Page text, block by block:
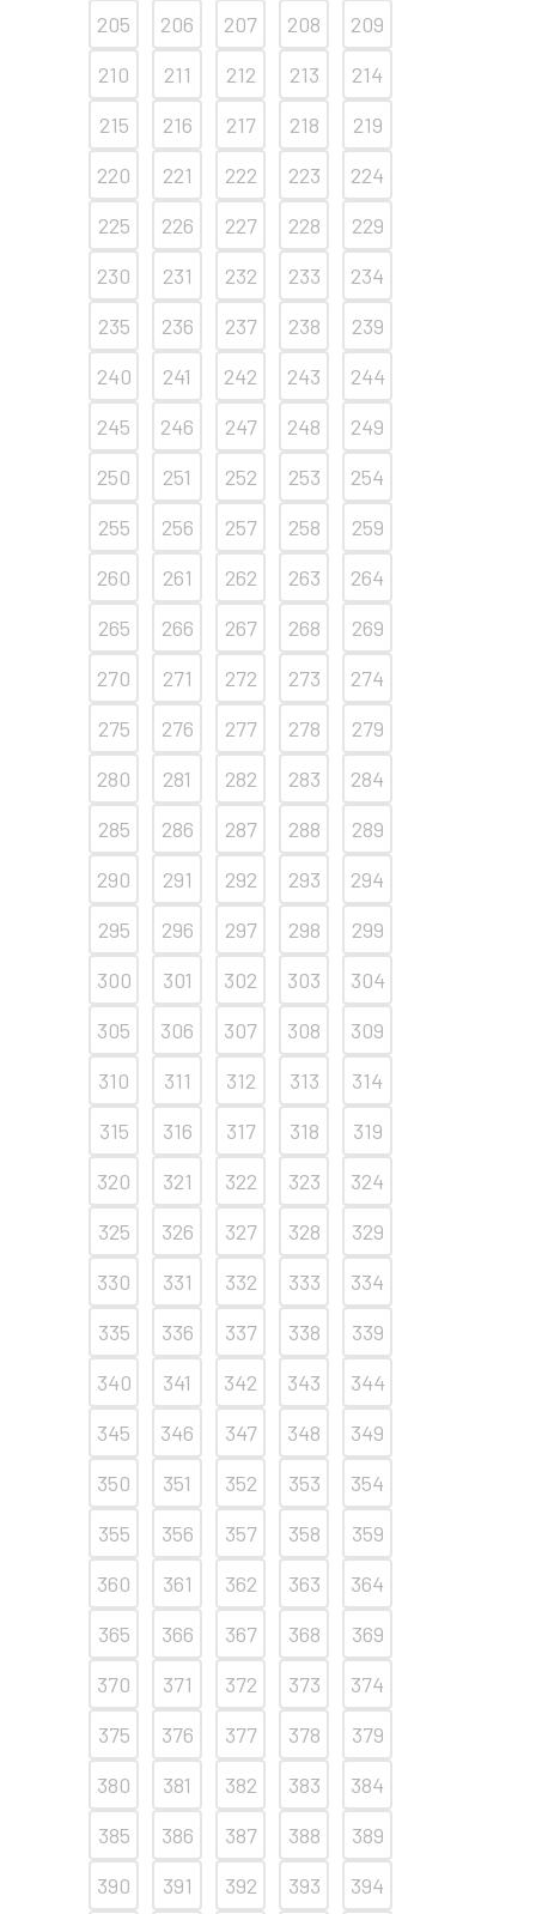
205
206 207 208
209
210
211 212 213
214
215
216 217 218
219
220
221 222 223
224
225
226 227 228
229
230
231 232 233
234
235
236 237 238
239
240
241 242 243
244
245
246 247 248
249
250
251 252 253
254
255
256 257 258
259
260
261 262 263
264
265
266 267 268
269
270
271 272 273
274
275
276 277 278
279
280
281 282 283
284
285
286 287 288
289
290
291 292 293
294
295
296 297 298
299
300
301 302 303
304
305
306 307 308
309
310
311 312 313
314
315
316 317 318
319
320
321 322 323
324
325
326 327 328
329
330
331 332 333
334
335
336 337 338
339
340
341 342 343
344
345
346 347 348
349
350
351 352 353
354
355
356 357 358
359
360
361 362 363
364
365
366 367 368
369
370
371 372 373
374
375
376 377 378
379
380
381 382 383
384
385
386 387 388
389
390
391 392 393 394